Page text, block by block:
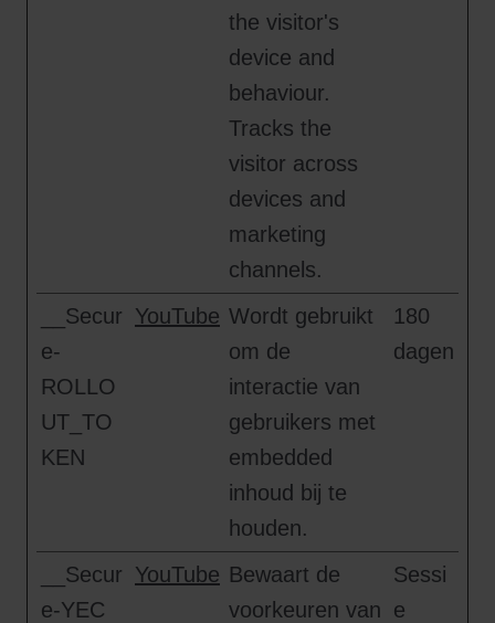
the visitor's
device and
behaviour.
Tracks the
visitor across
devices and
marketing
channels.
__Secur
e-
ROLLO
UT_TO
KEN
YouTube Wordt gebruikt
om de
interactie van
gebruikers met
embedded
inhoud bij te
houden.
180
dagen
__Secur
e-YEC
YouTube Bewaart de
voorkeuren van
Sessi
e